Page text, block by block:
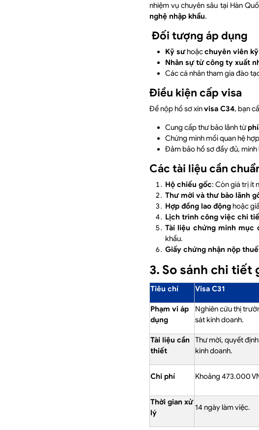
nhiệm vụ chuyên sâu tại Hàn
nghệ nhập khẩu.
Đối tượng áp dụng
Kỹ sưhoặcchuyên viên
Nhân sự từ công ty xuất
Các cá nhân tham gia đào
Điều kiện cấp visa
Để nộp hồ sơ xinvisa C34, bạn
Cung cấp thư bảo lãnh từ
Chứng minh mối quan hệ
Đảm bảo hồ sơ đầy đủ,
Các tài liệu cần
Hộ chiếu gốc: Còn giá trị ít
Thư mời và thư bảo lãnh
Hợp đồng lao động hoặc
Lịch trình công việc chi
Tài liệu chứng minh mục
khẩu.
Giấy chứng nhận nộp thuế
3. So sánh chi tiết
Tiêu chí Visa C31
Phạm vi áp
dụng
Nghiên cứu thị
sát kinh doanh.
Tài liệu cần
thiết
Thư mời, quyết
kinh doanh.
Chi phí Khoảng 473.000
Thời gian xử
lý
14 ngày làm việc.